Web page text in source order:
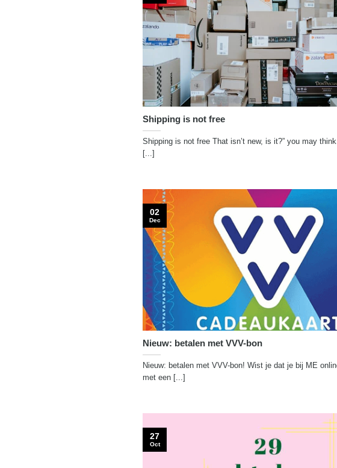
Shipping is not free
Shipping is not free That isn’t new, is it?” you may
[...]
Nieuw: betalen met VVV-bon
Nieuw: betalen met VVV-bon! Wist je dat je bij ME
met een [...]
02
Dec
27
Oct